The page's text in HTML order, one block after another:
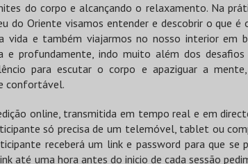
do corpo e alcançando o relaxamento. Na
do Oriente visamos entender e descobrir o que é
vida e também viajarmos no nosso interior em
e profundamente, indo muito além dos
para escutar o corpo e apaziguar a
confortável.
online, transmitida em tempo real e em
só precisa de um telemóvel, tablet ou
receberá um link e password para que se
até uma hora antes do inicio de cada sessão